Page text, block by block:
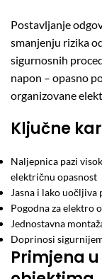
Postavljanje
smanjenju rizika
sigurnosnih
napon – opasno
organizovane
Ključne
Naljepnica pazi
električnu opasnost
Jasna i lako
Pogodna za elektro
Jednostavna
Doprinosi
Primjena